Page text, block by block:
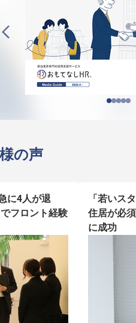
の声
に4人が退
フロント経験
「若いス
住居が必
に成功